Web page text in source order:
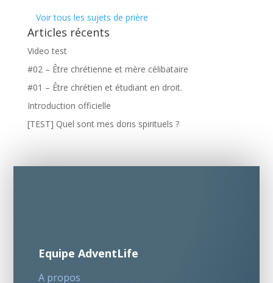
Voir tous les sujets de prière
Articles récents
Video test
#02 – Être chrétienne et mère célibataire
#01 – Être chrétien et étudiant en droit.
Introduction officielle
[TEST] Quel sont mes dons spirituels ?
Equipe AdventLife
A propos